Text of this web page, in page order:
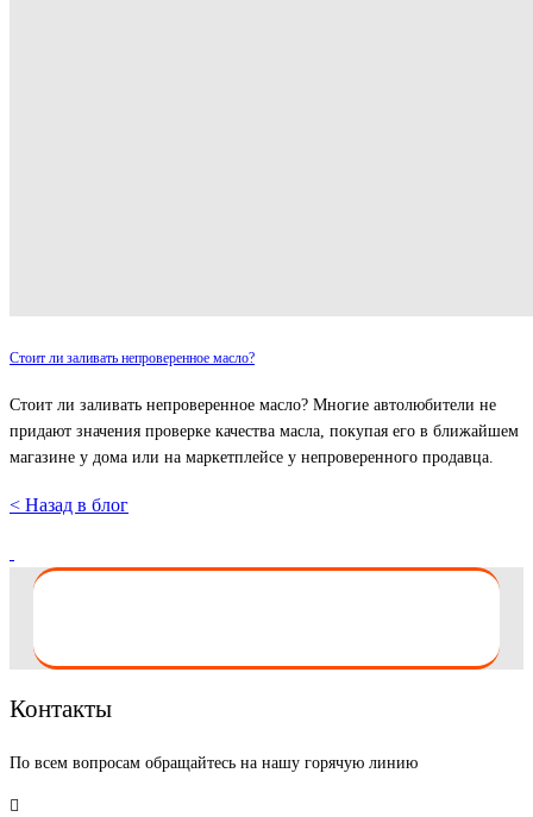
Стоит ли заливать непроверенное масло?
Стоит ли заливать непроверенное масло? Многие автолюбители не
придают значения проверке качества масла, покупая его в ближайшем
магазине у дома или на маркетплейсе у непроверенного продавца.
< Назад в блог
Контакты
По всем вопросам обращайтесь на нашу горячую линию